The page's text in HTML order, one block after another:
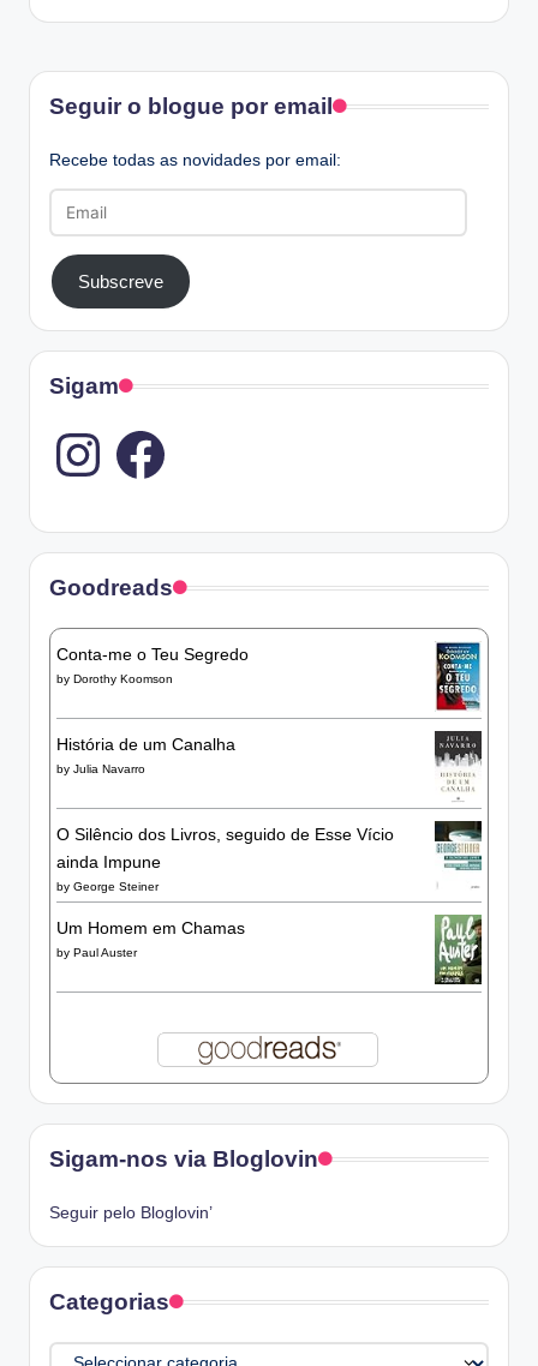
Seguir o blogue por email
Recebe todas as novidades por email:
Subscreve
Sigam
Instagram
Goodreads
Conta-me o Teu Segredo
by Dorothy Koomson
História de um Canalha
by Julia Navarro
O Silêncio dos Livros, seguido de Esse Vício
ainda Impune
by George Steiner
Um Homem em Chamas
by Paul Auster
Sigam-nos via Bloglovin
Seguir pelo Bloglovin’
Categorias
Categorias